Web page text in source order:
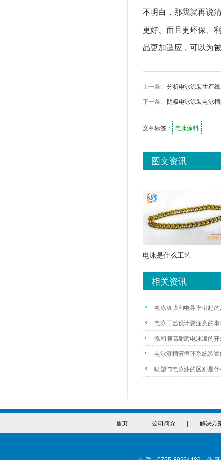
不明白，那我就再说
更好、而且更环保、
品更加适应，可以为
上一条: 分析电泳涂装生产
下一条: 阴极电泳涂装电泳
文章标签： 电泳涂料
图文资讯
电泳是什么工艺
相关资讯
电泳漆膜和电导率引起
电泳工艺设计要注意的
泓和顺高耐磨电泳漆的
电泳漆槽液循环系统装
喷塑与电泳漆的区别是什
首页 | 公司简介 | 解决方